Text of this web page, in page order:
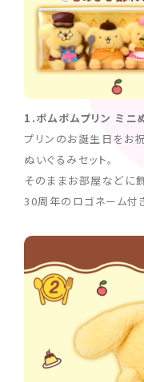
1.ポムポムプリン ミ
プリンのお誕生日をお
ぬいぐるみセット。
そのままお部屋などに
30周年のロゴネーム付